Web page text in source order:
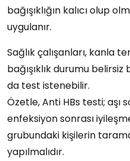
bağışıklığın kalıcı olup
uygulanır.
Sağlık çalışanları, kanla
bağışıklık durumu belirsiz
da test istenebilir.
Özetle, Anti HBs testi; aşı
enfeksiyon sonrası
grubundaki kişilerin
yapılmalıdır.